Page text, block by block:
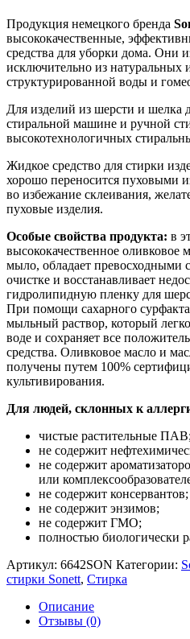
Продукция немецкого бренда
высококачественные,
средства для уборки дома. Они
исключительно из натуральных
структурированной воды и
Для изделий из шерсти и шелка
стиральной машине и ручной
высокотехнологичных
Жидкое средство для стирки
хорошо переносится пуховыми
во избежание склеивания,
пуховые изделия.
Особые свойства продукта: в
высококачественное оливковое
мыло, обладает превосходными
очистке и восстанавливает
гидролипидную пленку для
При помощи сахарного
мыльный раствор, который
воде и сохраняет все
средства. Оливковое масло и
получены путем 100%
культивирования.
Для людей, склонных к
чистые растительные ПАВ;
не содержит
не содержит
или
не содержит консервантов;
не содержит энзимов;
не содержит ГМО;
полностью биологически
Артикул: 6642SON Категории:
стирки Sonett, Стирка
Описание
Отзывы (0)